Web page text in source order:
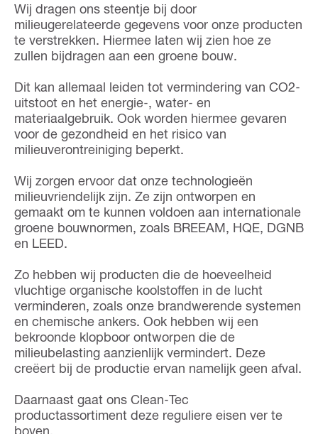
Wij dragen ons steentje bij door
milieugerelateerde gegevens voor onze producten
te verstrekken. Hiermee laten wij zien hoe ze
zullen bijdragen aan een groene bouw.
Dit kan allemaal leiden tot vermindering van CO2-
uitstoot en het energie-, water- en
materiaalgebruik. Ook worden hiermee gevaren
voor de gezondheid en het risico van
milieuverontreiniging beperkt.
Wij zorgen ervoor dat onze technologieën
milieuvriendelijk zijn. Ze zijn ontworpen en
gemaakt om te kunnen voldoen aan internationale
groene bouwnormen, zoals BREEAM, HQE, DGNB
en LEED.
Zo hebben wij producten die de hoeveelheid
vluchtige organische koolstoffen in de lucht
verminderen, zoals onze brandwerende systemen
en chemische ankers. Ook hebben wij een
bekroonde klopboor ontworpen die de
milieubelasting aanzienlijk vermindert. Deze
creëert bij de productie ervan namelijk geen afval.
Daarnaast gaat ons Clean-Tec
productassortiment deze reguliere eisen ver te
boven.